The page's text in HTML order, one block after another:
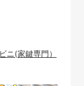
ニ(家鍵専門）